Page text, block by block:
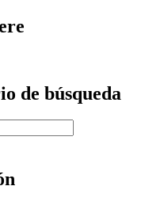
de búsqueda